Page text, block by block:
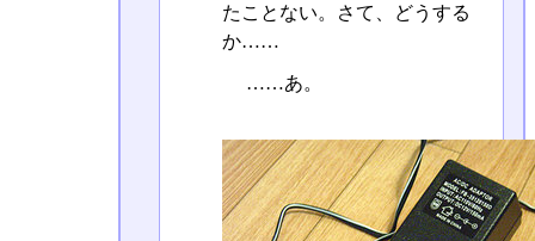
たことない。さて、どうする
か……
……あ。